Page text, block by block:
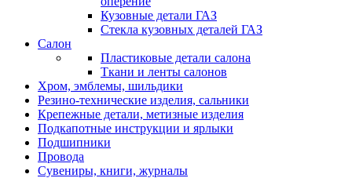
Кузовные детали ГАЗ
Стекла кузовных деталей ГАЗ
Салон
Пластиковые детали салона
Ткани и ленты салонов
Хром, эмблемы, шильдики
Резино-технические изделия, сальники
Крепежные детали, метизные изделия
Подкапотные инструкции и ярлыки
Подшипники
Провода
Сувениры, книги, журналы